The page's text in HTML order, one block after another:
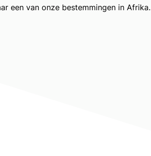
een van onze bestemmingen in Afrika.